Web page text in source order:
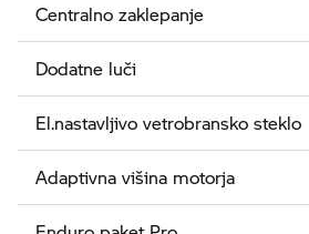
Centralno zaklepanje
Dodatne luči
El.nastavljivo vetrobransko steklo
Adaptivna višina motorja